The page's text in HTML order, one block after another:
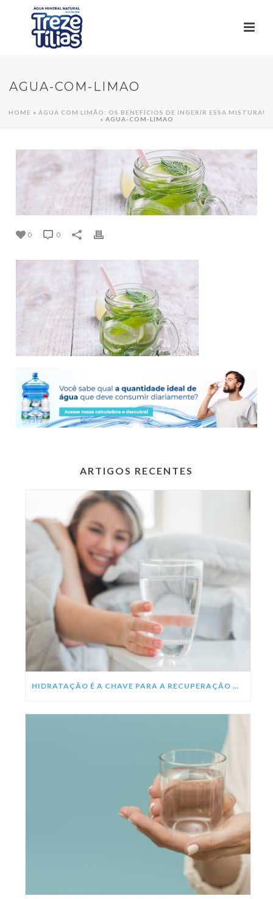
AGUA-COM-LIMAO
HOME » ÁGUA COM LIMÃO: OS BENEFÍCIOS DE INGERIR ESSA MISTURA!
» AGUA-COM-LIMAO
0 0
ARTIGOS RECENTES
HIDRATAÇÃO É A CHAVE PARA A RECUPERAÇÃO DA DENGUE